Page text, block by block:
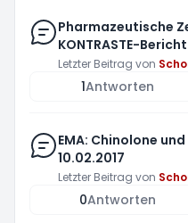
Pharmazeutische
KONTRASTE-
Letzter Beitrag von
1Antworten
EMA: Chinolone
10.02.2017
Letzter Beitrag von
0Antworten